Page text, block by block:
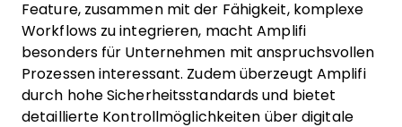
Feature, zusammen mit der Fähigkeit, komplexe
Workflows zu integrieren, macht Amplifi
besonders für Unternehmen mit anspruchsvollen
Prozessen interessant. Zudem überzeugt Amplifi
durch hohe Sicherheitsstandards und bietet
detaillierte Kontrollmöglichkeiten über digitale